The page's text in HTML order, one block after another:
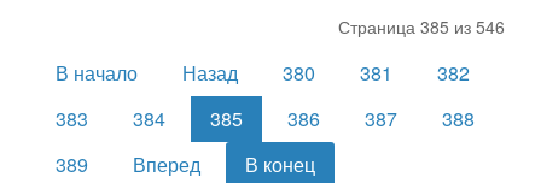
Страница 385 из 546
В начало Назад 380 381
382
383
384 385 386 387
388
389
Вперед В конец